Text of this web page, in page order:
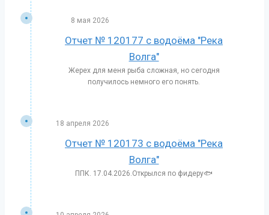
8 мая 2026
Отчет № 120177 с водоёма "Река
Волга"
Жерех для меня рыба сложная, но сегодня
получилось немного его понять.
18 апреля 2026
Отчет № 120173 с водоёма "Река
Волга"
ППК. 17.04.2026.Открылся по фидеру🐟